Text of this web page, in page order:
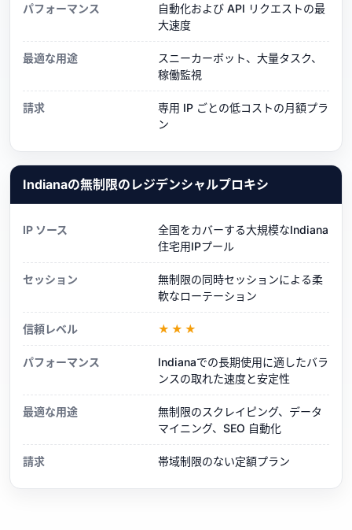
パフォーマンス
自動化および API リクエストの最
大速度
最適な用途
スニーカーボット、大量タスク、
稼働監視
請求
専用 IP ごとの低コストの月額プラ
ン
Indianaの無制限のレジデンシャルプロキシ
IP ソース
全国をカバーする大規模なIndiana
住宅用IPプール
セッション
無制限の同時セッションによる柔
軟なローテーション
信頼レベル ★★★
パフォーマンス
Indianaでの長期使用に適したバラ
ンスの取れた速度と安定性
最適な用途
無制限のスクレイピング、データ
マイニング、SEO 自動化
請求 帯域制限のない定額プラン